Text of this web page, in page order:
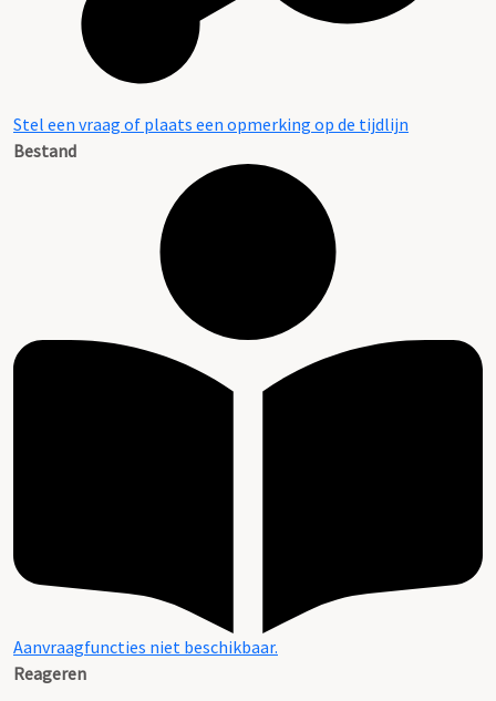
Stel een vraag of plaats een opmerking op de tijdlijn
Bestand
Aanvraagfuncties niet beschikbaar.
Reageren